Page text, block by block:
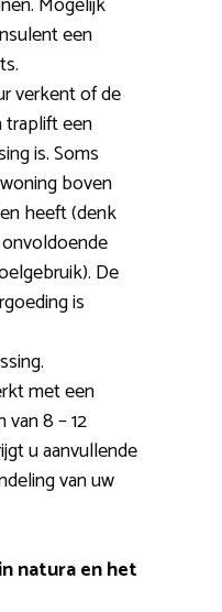
een
verkent of de
traplift een
is. Soms
boven
heeft (denk
De
is
met een
8 – 12
u aanvullende
van uw
natura en het